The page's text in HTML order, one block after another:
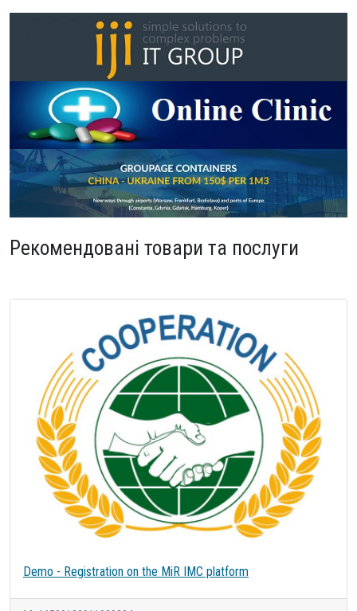
Рекомендовані товари та послуги
Demo - Registration on the MiR IMC platform